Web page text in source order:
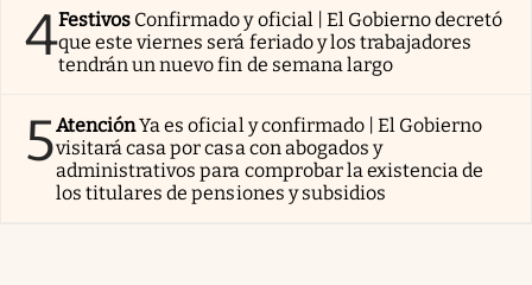
4Festivos Confirmado y oficial | El Gobierno decretó
que este viernes será feriado y los trabajadores
tendrán un nuevo fin de semana largo
5AtenciónYa es oficial y confirmado | El Gobierno
visitará casa por casa con abogados y
administrativos para comprobar la existencia de
los titulares de pensiones y subsidios